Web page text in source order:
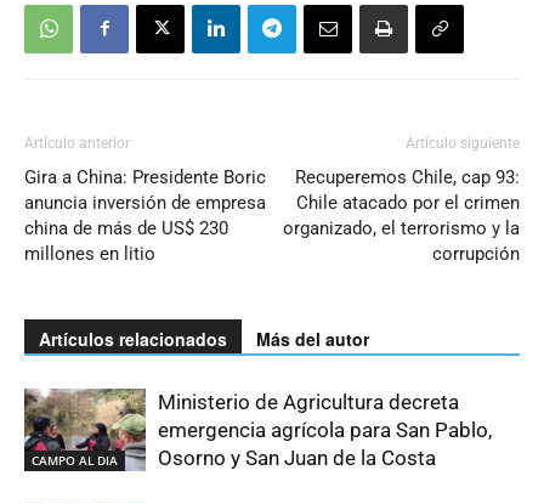
Artículo anterior
Gira a China: Presidente Boric
anuncia inversión de empresa
china de más de US$ 230
millones en litio
Artículo siguiente
Recuperemos Chile, cap 93:
Chile atacado por el crimen
organizado, el terrorismo y la
corrupción
Artículos relacionados Más del autor
CAMPO AL DIA
Ministerio de Agricultura decreta
emergencia agrícola para San Pablo,
Osorno y San Juan de la Costa